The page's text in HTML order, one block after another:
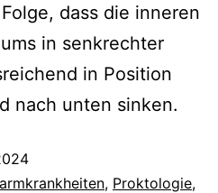
dass die inneren
in senkrechter
in Position
nach unten sinken.
, Proktologie,